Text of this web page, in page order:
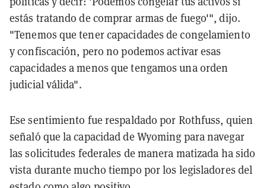
estás tratando de comprar armas de fuego'", dijo.
"Tenemos que tener capacidades de congelamiento
y confiscación, pero no podemos activar esas
capacidades a menos que tengamos una orden
judicial válida".
Ese sentimiento fue respaldado por Rothfuss, quien
señaló que la capacidad de Wyoming para navegar
las solicitudes federales de manera matizada ha sido
vista durante mucho tiempo por los legisladores del